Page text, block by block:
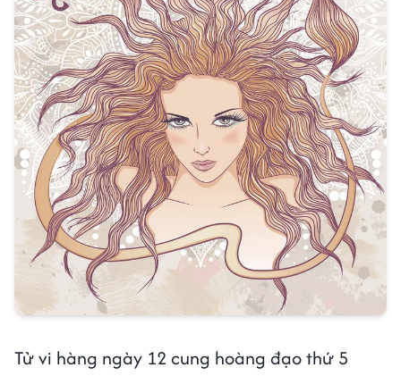
Tử vi hàng ngày 12 cung hoàng đạo thứ 5